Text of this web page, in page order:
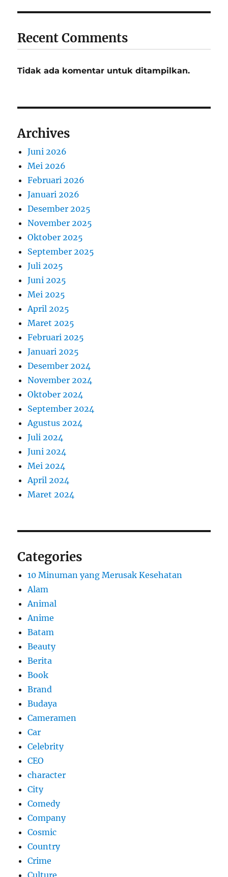
Recent Comments
Tidak ada komentar untuk ditampilkan.
Archives
Juni 2026
Mei 2026
Februari 2026
Januari 2026
Desember 2025
November 2025
Oktober 2025
September 2025
Juli 2025
Juni 2025
Mei 2025
April 2025
Maret 2025
Februari 2025
Januari 2025
Desember 2024
November 2024
Oktober 2024
September 2024
Agustus 2024
Juli 2024
Juni 2024
Mei 2024
April 2024
Maret 2024
Categories
10 Minuman yang Merusak Kesehatan
Alam
Animal
Anime
Batam
Beauty
Berita
Book
Brand
Budaya
Cameramen
Car
Celebrity
CEO
character
City
Comedy
Company
Cosmic
Country
Crime